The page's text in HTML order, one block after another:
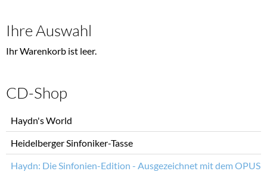
Ihre Auswahl
Ihr Warenkorb ist leer.
CD-Shop
überspringen
Haydn's World
Heidelberger Sinfoniker-Tasse
Haydn: Die Sinfonien-Edition - Ausgezeichnet mit dem OPUS